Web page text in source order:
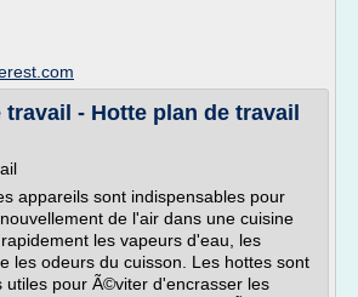
- Hotte plan de travail
appareils sont indispensables pour
de l'air dans une cuisine
les vapeurs d'eau, les
les odeurs du cuisson. Les hottes sont
utiles pour Ã©viter d'encrasser les